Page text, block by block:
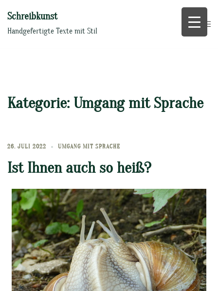
Inhalt
springen
Schreibkunst
Handgefertigte Texte mit Stil
Kategorie: Umgang mit Sprache
26. JULI 2022 UMGANG MIT SPRACHE
Ist Ihnen auch so heiß?